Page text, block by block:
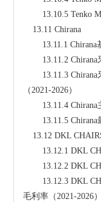
13.10.5
    13.11 Chirana
13.11.1
13.11.2
（2021-2026）
13.11.4
13.11.5
13.12 DKL
13.12.1
13.12.2
毛利率（2021-2026）